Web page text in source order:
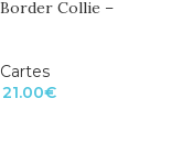
Collie –
Cartes
21.00€